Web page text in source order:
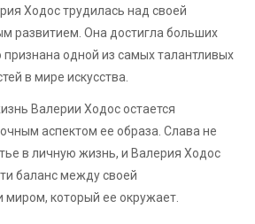
Ходос трудилась над своей
развитием. Она достигла больших
признана одной из самых талантливых
в мире искусства.
Валерии Ходос остается
аспектом ее образа. Слава не
в личную жизнь, и Валерия Ходос
баланс между своей
который ее окружает.